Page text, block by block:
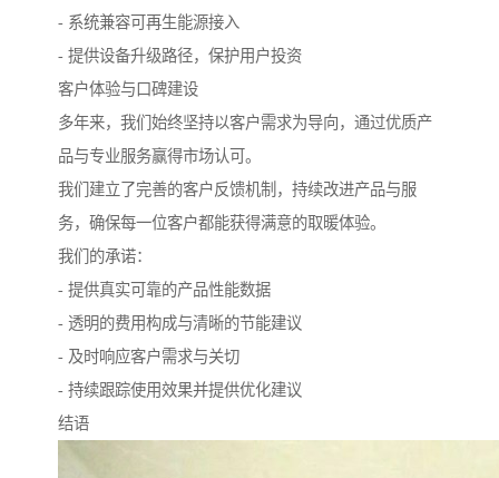
- 系统兼容可再生能源接入
- 提供设备升级路径，保护用户投资
客户体验与口碑建设
多年来，我们始终坚持以客户需求为导向，通过优质产
品与专业服务赢得市场认可。
我们建立了完善的客户反馈机制，持续改进产品与服
务，确保每一位客户都能获得满意的取暖体验。
我们的承诺：
- 提供真实可靠的产品性能数据
- 透明的费用构成与清晰的节能建议
- 及时响应客户需求与关切
- 持续跟踪使用效果并提供优化建议
结语